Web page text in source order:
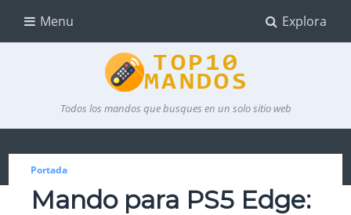
Explora
Menu
Todos los mandos que busques en un solo sitio web
Portada
Mando para PS5 Edge: